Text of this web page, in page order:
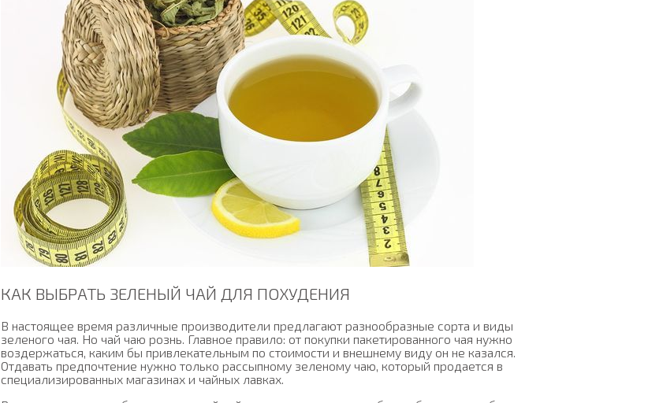
КАК ВЫБРАТЬ ЗЕЛЕНЫЙ ЧАЙ ДЛЯ ПОХУДЕНИЯ
В настоящее время различные производители предлагают разнообразные сорта и виды
зеленого чая. Но чай чаю рознь. Главное правило: от покупки пакетированного чая нужно
воздержаться, каким бы привлекательным по стоимости и внешнему виду он не казался.
Отдавать предпочтение нужно только рассыпному зеленому чаю, который продается в
специализированных магазинах и чайных лавках.